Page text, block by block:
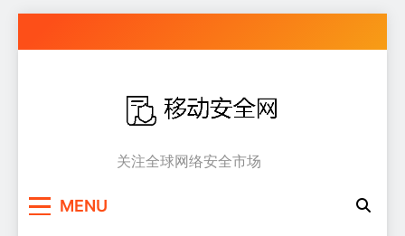
to
移动安全网
关注全球网络安全市场
MENU